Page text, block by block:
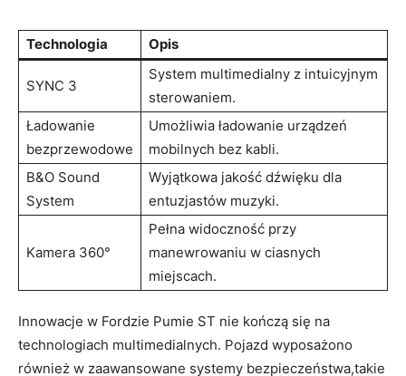
Technologia Opis
SYNC 3
System multimedialny z intuicyjnym
sterowaniem.
Ładowanie
bezprzewodowe
Umożliwia ładowanie urządzeń
mobilnych bez kabli.
B&O Sound
System
Wyjątkowa jakość dźwięku dla
entuzjastów muzyki.
Kamera 360°
Pełna widoczność przy
manewrowaniu w ciasnych
miejscach.
Innowacje w Fordzie Pumie ST nie kończą się na
technologiach multimedialnych. Pojazd wyposażono
również w zaawansowane systemy bezpieczeństwa,takie